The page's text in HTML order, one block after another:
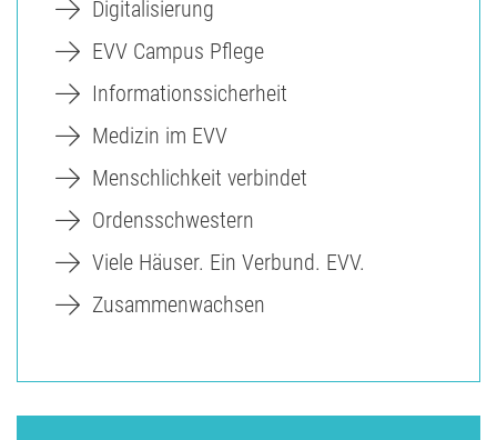
Digitalisierung
EVV Campus Pflege
Informationssicherheit
Medizin im EVV
Menschlichkeit verbindet
Ordensschwestern
Viele Häuser. Ein Verbund. EVV.
Zusammenwachsen